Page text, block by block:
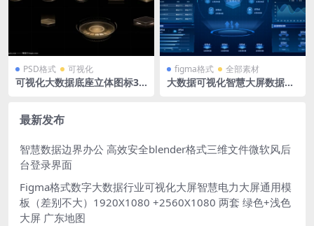
PSD格式 可视化
可视化大数据底座立体图标3D
figma格式 全部素材
大数据可视化智慧大屏数据驾
最新发布
智慧数据边界办公 高效安全blender格式三维文件微软风后
台登录界面
Figma格式数字大数据行业可视化大屏智慧电力大屏通用模
板（差别不大）1920X1080 +2560X1080 两套 绿色+浅色
大屏 广东地图